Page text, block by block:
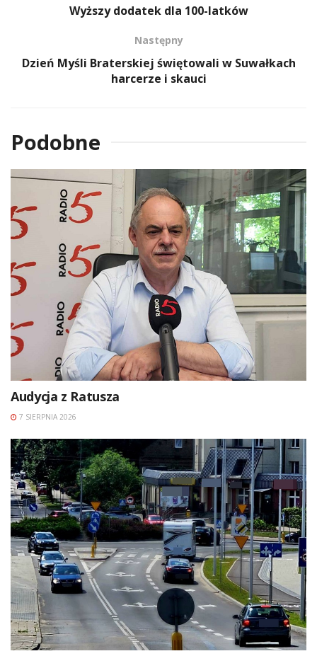
Wyższy dodatek dla 100-latków
Następny
Dzień Myśli Braterskiej świętowali w Suwałkach
harcerze i skauci
Podobne
Audycja z Ratusza
7 SIERPNIA 2026